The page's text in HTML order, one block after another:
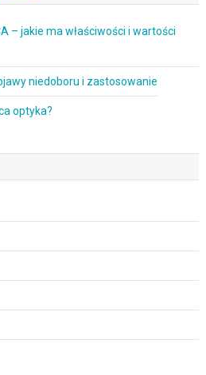
– jakie ma właściwości i wartości
niedoboru i zastosowanie
optyka?